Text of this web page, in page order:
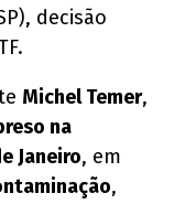
decisão
Michel Temer,
na
Janeiro, em
,